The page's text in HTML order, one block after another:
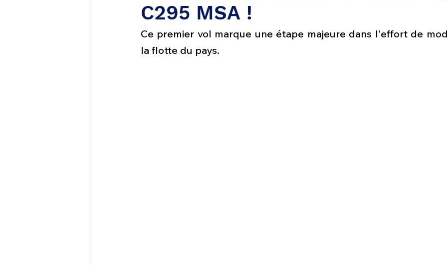
Patrimoine aéronautique Avionique & pilotage
1 er avril Motorisation
C295 MSA !
Ce premier vol marque une étape majeure dans l'effort de
la flotte du pays.